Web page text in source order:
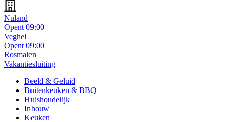
Nuland
Opent 09:00
Veghel
Opent 09:00
Rosmalen
Vakantiesluiting
Beeld & Geluid
Buitenkeuken & BBQ
Huishoudelijk
Inbouw
Keuken